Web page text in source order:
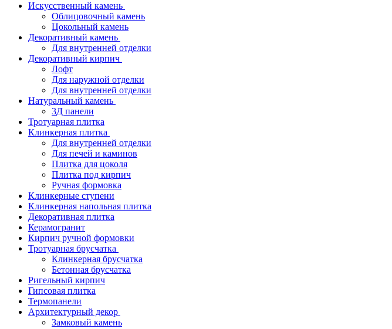
Искусственный камень
Облицовочный камень
Цокольный камень
Декоративный камень
Для внутренней отделки
Декоративный кирпич
Лофт
Для наружной отделки
Для внутренней отделки
Натуральный камень
3Д панели
Тротуарная плитка
Клинкерная плитка
Для внутренней отделки
Для печей и каминов
Плитка для цоколя
Плитка под кирпич
Ручная формовка
Клинкерные ступени
Клинкерная напольная плитка
Декоративная плитка
Керамогранит
Кирпич ручной формовки
Тротуарная брусчатка
Клинкерная брусчатка
Бетонная брусчатка
Ригельный кирпич
Гипсовая плитка
Термопанели
Архитектурный декор
Замковый камень